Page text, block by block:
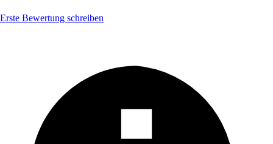
Erste Bewertung schreiben